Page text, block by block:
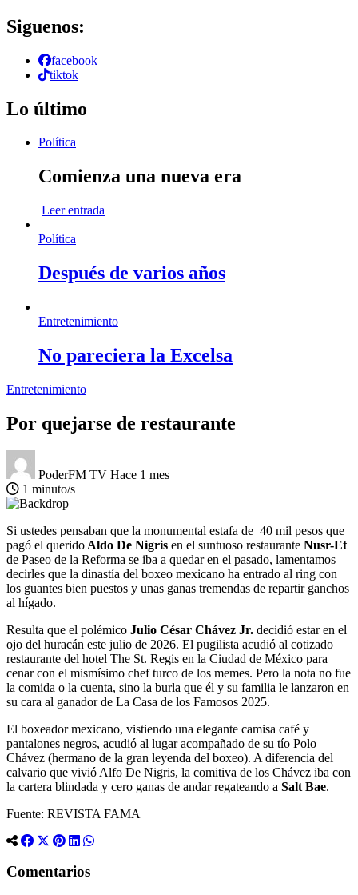
Siguenos:
facebook
tiktok
Lo último
Política
Comienza una nueva era
Leer entrada
Política
Después de varios años
Entretenimiento
No pareciera la Excelsa
Entretenimiento
Por quejarse de restaurante
PoderFM TV Hace 1 mes
1 minuto/s
Si ustedes pensaban que la monumental estafa de 40 mil pesos que
pagó el querido Aldo De Nigris en el suntuoso restaurante Nusr-Et
de Paseo de la Reforma se iba a quedar en el pasado, lamentamos
decirles que la dinastía del boxeo mexicano ha entrado al ring con
los guantes bien puestos y unas ganas tremendas de repartir ganchos
al hígado.
Resulta que el polémico Julio César Chávez Jr. decidió estar en el
ojo del huracán este julio de 2026. El pugilista acudió al cotizado
restaurante del hotel The St. Regis en la Ciudad de México para
cenar con el mismísimo chef turco de los memes. Pero la nota no fue
la comida o la cuenta, sino la burla que él y su familia le lanzaron en
su cara al ganador de La Casa de los Famosos 2025.
El boxeador mexicano, vistiendo una elegante camisa café y
pantalones negros, acudió al lugar acompañado de su tío Polo
Chávez (hermano de la gran leyenda del boxeo). A diferencia del
calvario que vivió Alfo De Nigris, la comitiva de los Chávez iba con
la cartera blindada y cero ganas de andar regateando a Salt Bae.
Fuente: REVISTA FAMA
Comentarios